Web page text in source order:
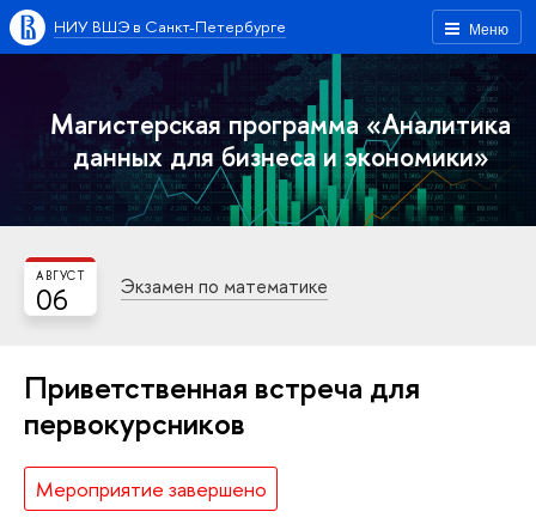
Меню
НИУ ВШЭ в Санкт-Петербурге
Магистерская программа «Аналитика
данных для бизнеса и экономики»
06
АВГУСТ Экзамен по математике
Приветственная встреча для
первокурсников
Мероприятие завершено